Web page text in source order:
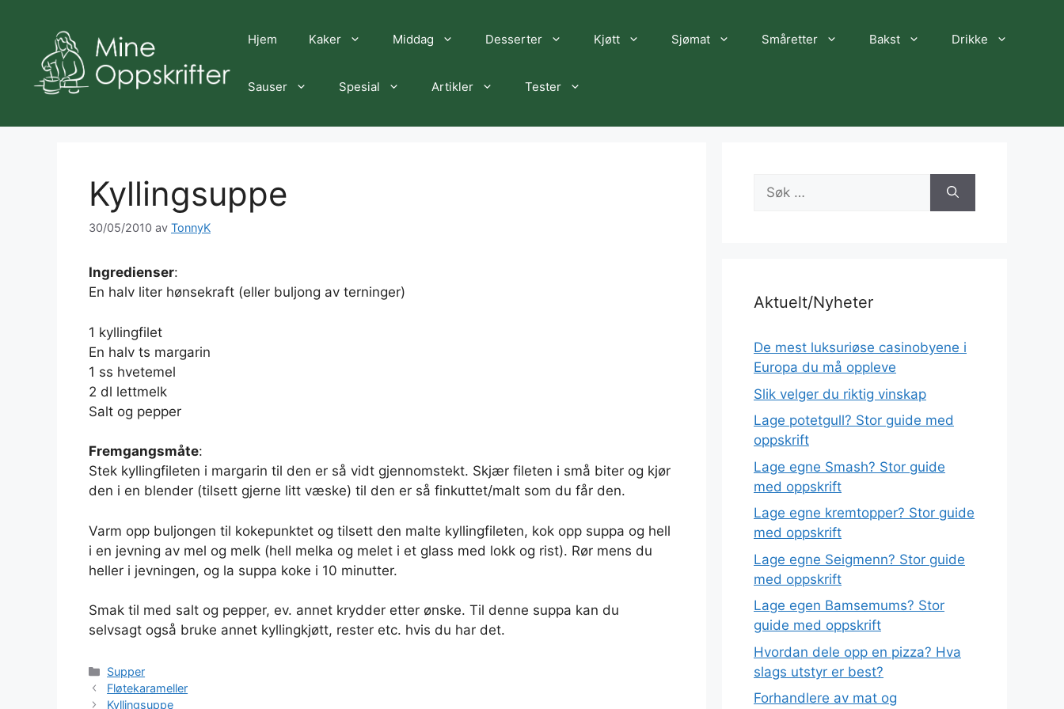
Hjem Kaker Middag Desserter Kjøtt Sjømat Småretter Bakst Drikke
Sauser Spesial Artikler Tester
Kyllingsuppe
30/05/2010 av TonnyK
Ingredienser:
En halv liter hønsekraft (eller buljong av terninger)
1 kyllingfilet
En halv ts margarin
1 ss hvetemel
2 dl lettmelk
Salt og pepper
Fremgangsmåte:
Stek kyllingfileten i margarin til den er så vidt gjennomstekt. Skjær fileten i små biter og kjør
den i en blender (tilsett gjerne litt væske) til den er så finkuttet/malt som du får den.
Varm opp buljongen til kokepunktet og tilsett den malte kyllingfileten, kok opp suppa og hell
i en jevning av mel og melk (hell melka og melet i et glass med lokk og rist). Rør mens du
heller i jevningen, og la suppa koke i 10 minutter.
Smak til med salt og pepper, ev. annet krydder etter ønske. Til denne suppa kan du
selvsagt også bruke annet kyllingkjøtt, rester etc. hvis du har det.
Kategorier
Supper
Fløtekarameller
Kyllingsuppe
Søk
etter:
Aktuelt/Nyheter
De mest luksuriøse casinobyene i
Europa du må oppleve
Slik velger du riktig vinskap
Lage potetgull? Stor guide med
oppskrift
Lage egne Smash? Stor guide
med oppskrift
Lage egne kremtopper? Stor guide
med oppskrift
Lage egne Seigmenn? Stor guide
med oppskrift
Lage egen Bamsemums? Stor
guide med oppskrift
Hvordan dele opp en pizza? Hva
slags utstyr er best?
Forhandlere av mat og